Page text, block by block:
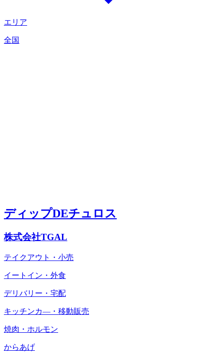
エリア
全国
ディップDEチュロス
株式会社TGAL
テイクアウト・小売
イートイン・外食
デリバリー・宅配
キッチンカ―・移動販売
焼肉・ホルモン
からあげ